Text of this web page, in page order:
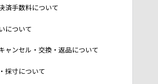
済手数料について
について
ャンセル・交換・返品について
採寸について